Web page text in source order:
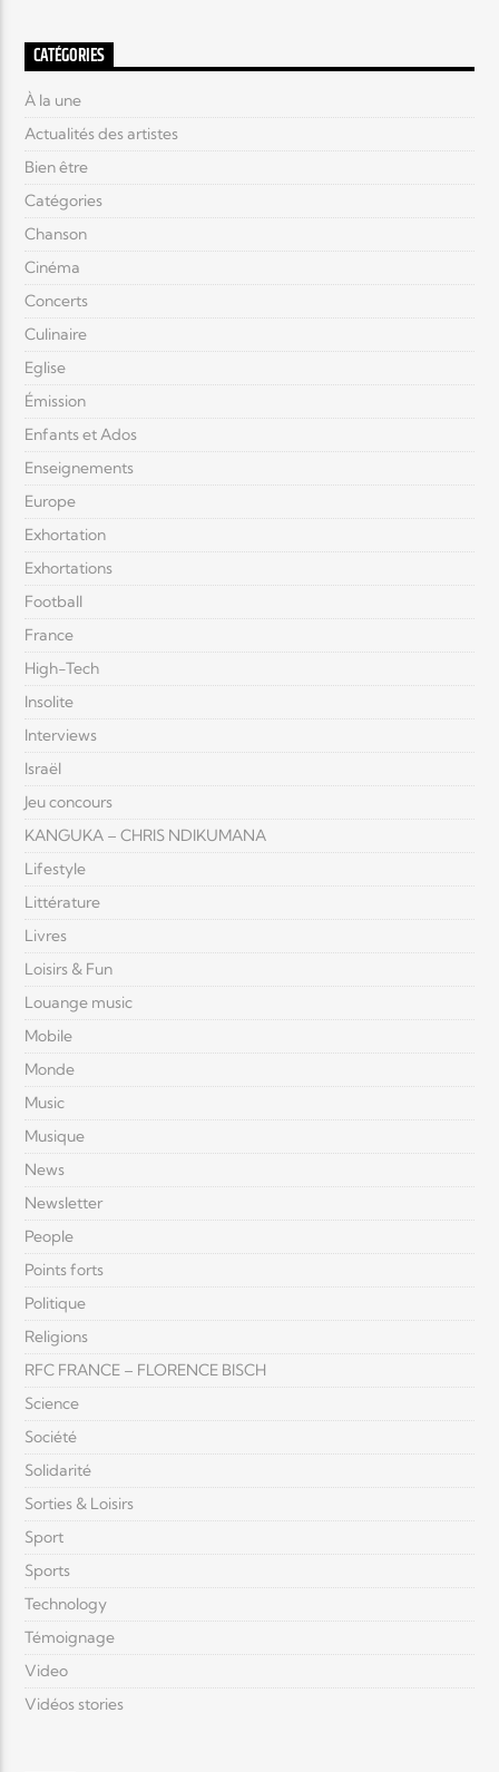
CATÉGORIES
À la une
Actualités des artistes
Bien être
Catégories
Chanson
Cinéma
Concerts
Culinaire
Eglise
Émission
Enfants et Ados
Enseignements
Europe
Exhortation
Exhortations
Football
France
High-Tech
Insolite
Interviews
Israël
Jeu concours
KANGUKA – CHRIS NDIKUMANA
Lifestyle
Littérature
Livres
Loisirs & Fun
Louange music
Mobile
Monde
Music
Musique
News
Newsletter
People
Points forts
Politique
Religions
RFC FRANCE – FLORENCE BISCH
Science
Société
Solidarité
Sorties & Loisirs
Sport
Sports
Technology
Témoignage
Video
Vidéos stories